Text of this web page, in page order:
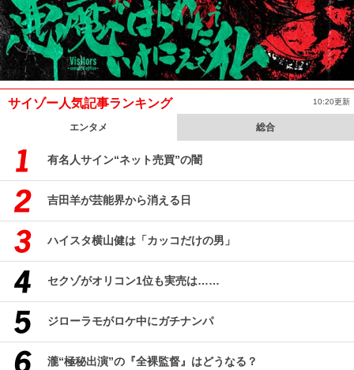
サイゾー人気記事ランキング 10:20更新
エンタメ 総合
有名人サイン“ネット売買”の闇
吉田羊が芸能界から消える日
ハイスタ横山健は「カッコだけの男」
セクゾがオリコン1位も実売は……
ジローラモがロケ中にガチナンパ
瀧“極秘出演”の『全裸監督』はどうなる？